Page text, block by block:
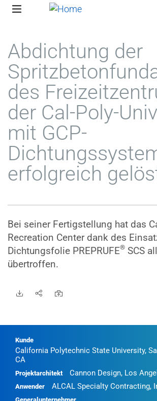
Skip
navigation
Abdichtung der
des
der Cal-Poly-
mit GCP-
erfolgreich
Bei seiner Fertigstellung hat das
Recreation Center dank des
Dichtungsfolie PREPRUFE® SCS
übertroffen.
Kunde
California Polytechnic State University,
CA
Projektarchitekt Cannon Design, Los
Anwender ALCAL Specialty Contracting,